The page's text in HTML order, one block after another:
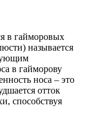
в гайморовых
называется
в гайморову
носа – это
отток
способствуя